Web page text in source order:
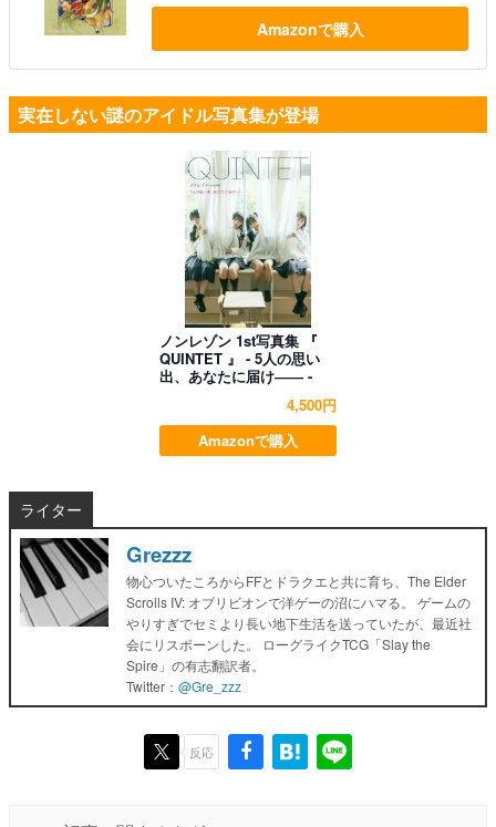
Amazonで購入
実在しない謎のアイドル写真集が登場
ノンレゾン 1st写真集 『
QUINTET 』 - 5人の思い
出、あなたに届け―― -
4,500円
Amazonで購入
ライター
Grezzz
物心ついたころからFFとドラクエと共に育ち、The Elder
Scrolls IV: オブリビオンで洋ゲーの沼にハマる。 ゲームの
やりすぎでセミより長い地下生活を送っていたが、最近社
会にリスポーンした。 ローグライクTCG「Slay the
Spire」の有志翻訳者。
Twitter： @Gre_zzz
反応